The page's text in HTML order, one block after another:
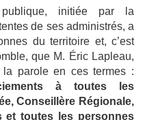
initiée par la
de ses administrés, a
du territoire et, c’est
que M. Éric Lapleau,
parole en ces termes :
à toutes les
Conseillère Régionale,
et toutes les personnes